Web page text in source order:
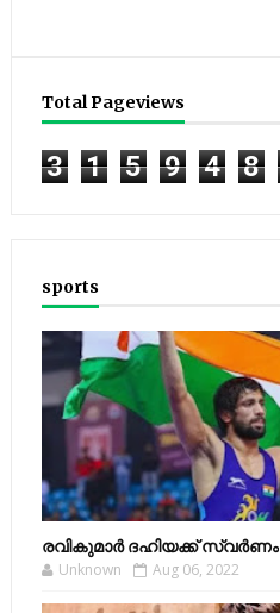
Total Pageviews
3 1 5 9 4 8
sports
രവികുമാര്‍ ദഹിയക്ക് സ്വര്‍ണം
Unknown Aug 06, 2022